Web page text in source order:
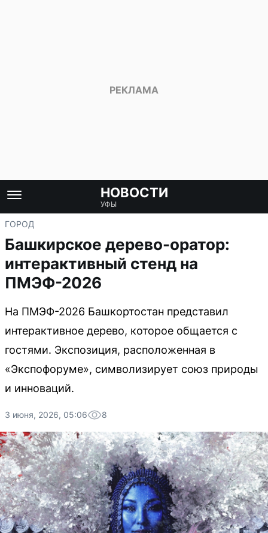
НОВОСТИ
УФЫ
ГОРОД
Башкирское дерево-оратор:
интерактивный стенд на
ПМЭФ-2026
На ПМЭФ-2026 Башкортостан представил
интерактивное дерево, которое общается с
гостями. Экспозиция, расположенная в
«Экспофоруме», символизирует союз природы
и инноваций.
3 июня, 2026, 05:06 8